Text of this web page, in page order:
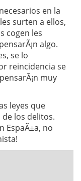
en la
surten a ellos,
cogen les
algo.
se lo
reincidencia se
muy
leyes que
los delitos.
EspaÃ±a, no